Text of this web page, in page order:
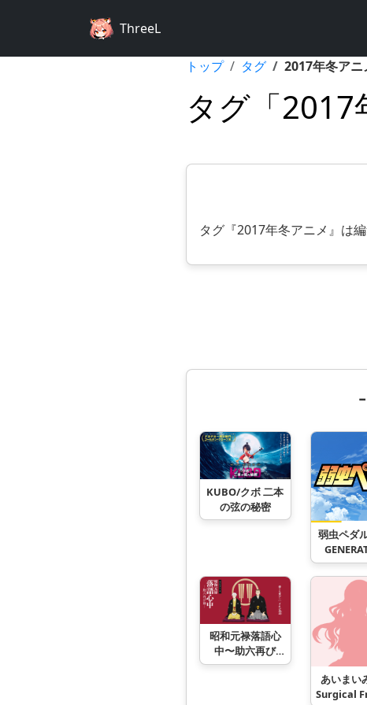
ThreeL
トップ タグ 2017年冬アニ
タグ「2017
タグ『2017年冬アニメ』は編
KUBO/クボ 二本
の弦の秘密
弱虫ペダ
昭和元禄落語心
中〜助六再び
篇〜
あいまい
Surgical